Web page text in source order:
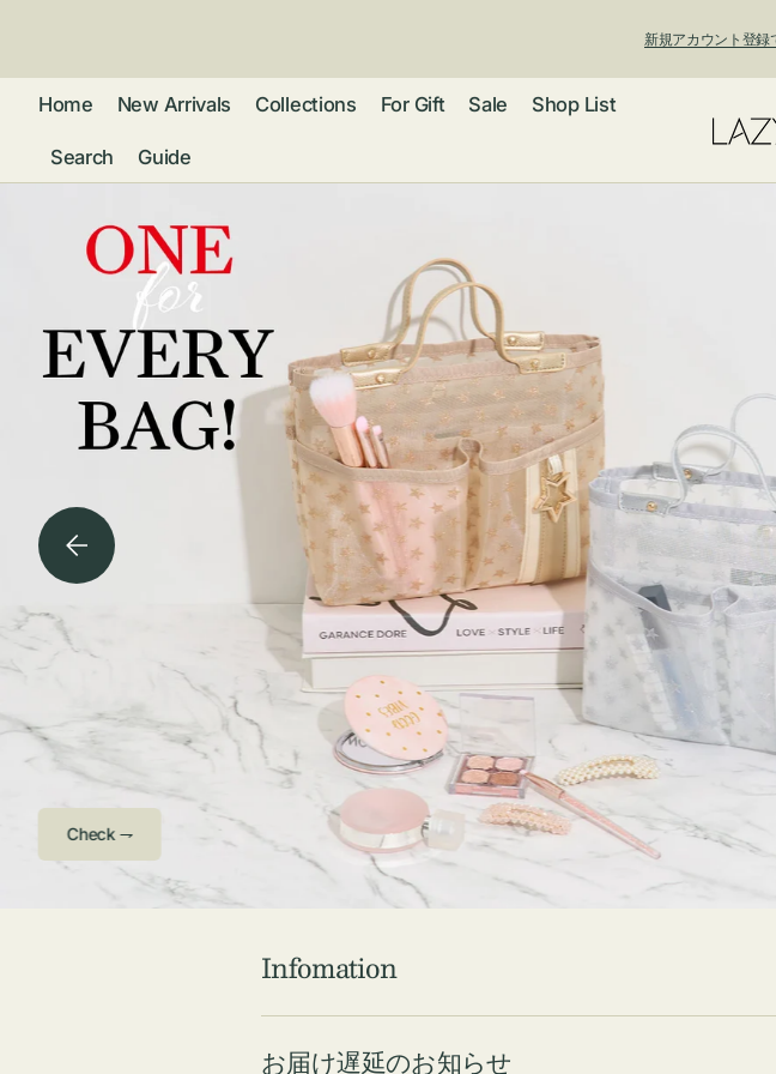
Home New Arrivals Collections
カフ
リング
ブレスレット・
バングル
ブローチ
リストウォッチ
ショルダーバッ
グ
スマートフォン
ポシェット
ハンドバッグ
ボストンバッグ
リュック
エコバッグ・サ
ブバッグ
ファッション
バッグチャー
ム・キーホルダ
ー
ウエア
扇子・ファン
ストール・ハッ
ト・グローブ
メガネ・サング
ラス・ルーペ
ハンカチ・ソッ
クス
ウォレット・革
小物
ポーチ ・ メガ
ネケース・マル
チケース他
コスメ
ジュエリーボッ
クス ・ケース
インテリア
For Gift Sale Shop List
Search Guide
Check ⇁
Infomation
お届け遅延のお知らせ